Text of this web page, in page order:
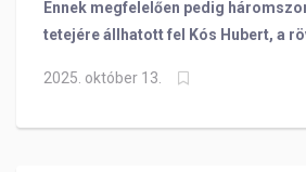
Ennek megfelelően pedig
tetejére állhatott fel Kós Hubert, a
férfiak összetett versenyét is.
2025. október 13.